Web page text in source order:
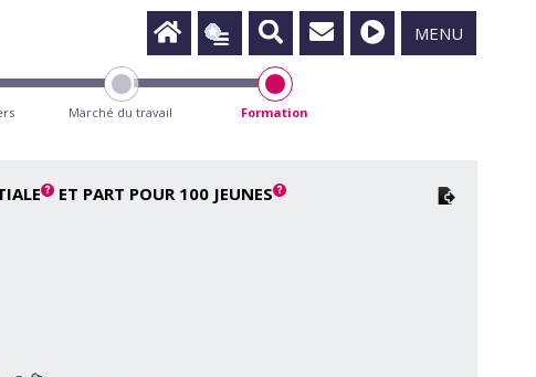
MENU
Marché du travail Formation
ET PART POUR 100 JEUNES